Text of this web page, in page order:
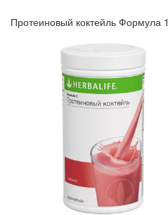
Протеиновый коктейль Формула 1